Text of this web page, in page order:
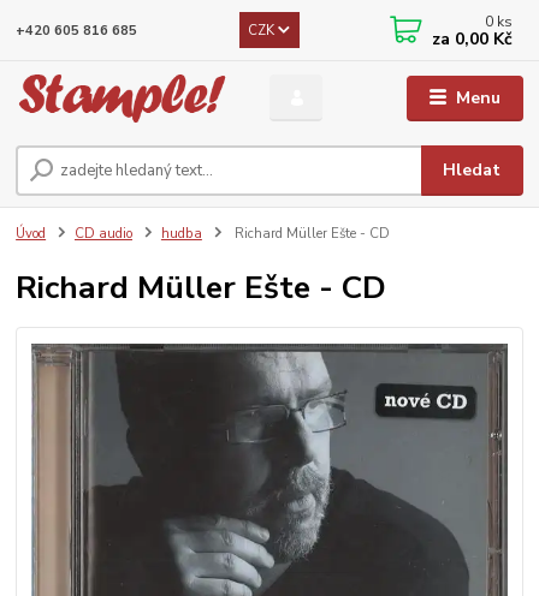
Menu
CZK
Hledat
+420 605 816 685 0 ks
za 0,00 Kč
Úvod CD audio hudba Richard Müller Ešte - CD
Richard Müller Ešte - CD